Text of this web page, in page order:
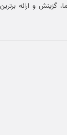
گزینش و ارائه برترین